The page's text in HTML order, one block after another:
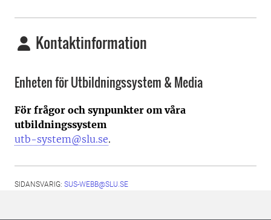
Kontaktinformation
Enheten för Utbildningssystem & Media
För frågor och synpunkter om våra
utbildningssystem
utb-system@slu.se.
SIDANSVARIG: SUS-WEBB@SLU.SE